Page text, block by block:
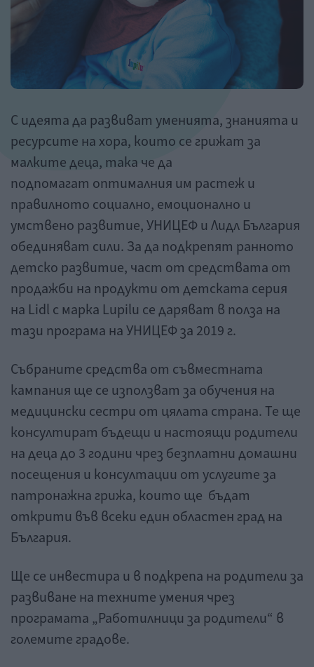
С идеята да развиват уменията, знанията и
ресурсите на хора, които се грижат за
малките деца, така че да
подпомагат оптималния им растеж и
правилното социално, емоционално и
умствено развитие, УНИЦЕФ и Лидл България
обединяват сили. За да подкрепят ранното
детско развитие, част от средствата от
продажби на продукти от детската серия
на Lidl с марка Lupilu се даряват в полза на
тази програма на УНИЦЕФ за 2019 г.
Събраните средства от съвместната
кампания ще се използват за обучения на
медицински сестри от цялата страна. Те ще
консултират бъдещи и настоящи родители
на деца до 3 години чрез безплатни домашни
посещения и консултации от услугите за
патронажна грижа, които ще бъдат
открити във всеки един областен град на
България.
Ще се инвестира и в подкрепа на родители за
развиване на техните умения чрез
програмата „Работилници за родители“ в
големите градове.